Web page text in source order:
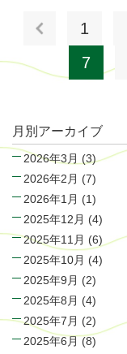
1
7
月別アーカイブ
2026年3月 (3)
2026年2月 (7)
2026年1月 (1)
2025年12月 (4)
2025年11月 (6)
2025年10月 (4)
2025年9月 (2)
2025年8月 (4)
2025年7月 (2)
2025年6月 (8)